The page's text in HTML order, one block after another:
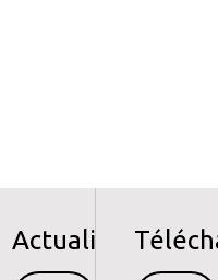
Actualités